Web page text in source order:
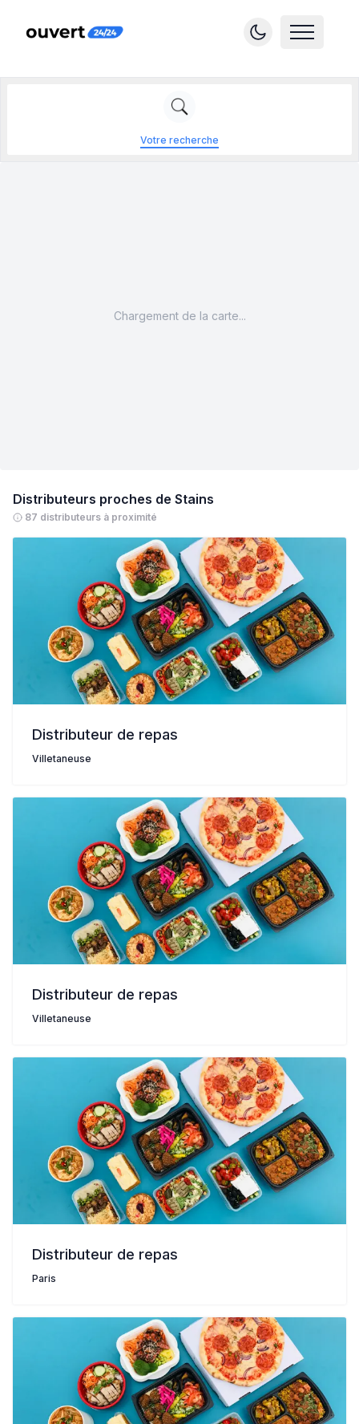
Votre recherche
Distributeurs proches de Stains
87 distributeurs à proximité
Distributeur de repas
Villetaneuse
Distributeur de repas
Villetaneuse
Distributeur de repas
Paris
Chargement de la carte...